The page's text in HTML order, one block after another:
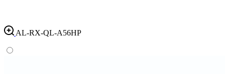
AL-RX-QL-A56HP